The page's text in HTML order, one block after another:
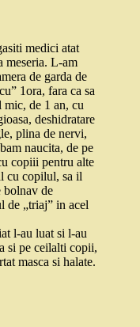
medici atat
meseria. L-am
de garda de
1ora, fara ca sa
mic, de 1 an, cu
deshidratare
plina de nervi,
naucita, de pe
copiii pentru alte
cu copilul, sa il
bolnav de
de „triaj” in acel
l-au luat si l-au
si pe ceilalti copii,
masca si halate.